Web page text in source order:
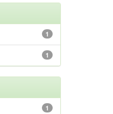
1
1
1